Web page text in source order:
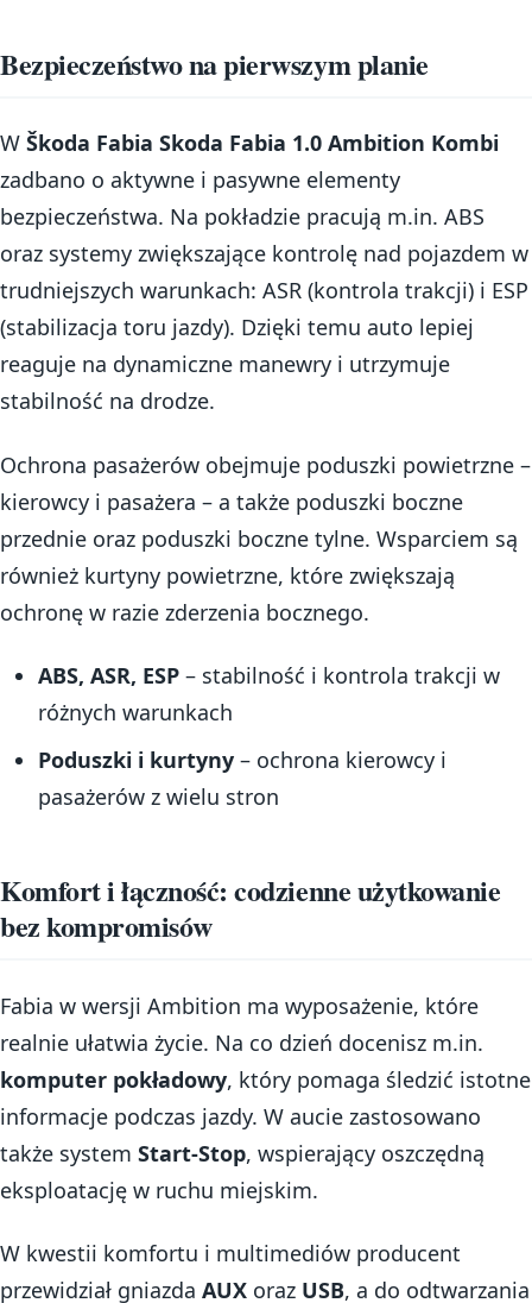
Bezpieczeństwo na pierwszym planie
W Škoda Fabia Skoda Fabia 1.0 Ambition Kombi
zadbano o aktywne i pasywne elementy
bezpieczeństwa. Na pokładzie pracują m.in. ABS
oraz systemy zwiększające kontrolę nad pojazdem w
trudniejszych warunkach: ASR (kontrola trakcji) i ESP
(stabilizacja toru jazdy). Dzięki temu auto lepiej
reaguje na dynamiczne manewry i utrzymuje
stabilność na drodze.
Ochrona pasażerów obejmuje poduszki powietrzne –
kierowcy i pasażera – a także poduszki boczne
przednie oraz poduszki boczne tylne. Wsparciem są
również kurtyny powietrzne, które zwiększają
ochronę w razie zderzenia bocznego.
ABS, ASR, ESP– stabilność i kontrola trakcji w
różnych warunkach
Poduszki i kurtyny– ochrona kierowcy i
pasażerów z wielu stron
Komfort i łączność: codzienne użytkowanie
bez kompromisów
Fabia w wersji Ambition ma wyposażenie, które
realnie ułatwia życie. Na co dzień docenisz m.in.
komputer pokładowy, który pomaga śledzić istotne
informacje podczas jazdy. W aucie zastosowano
także system Start-Stop, wspierający oszczędną
eksploatację w ruchu miejskim.
W kwestii komfortu i multimediów producent
przewidział gniazda AUX oraz USB, a do odtwarzania